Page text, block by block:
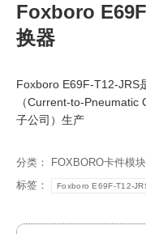
Foxboro
换器
Foxboro E69F-T12-JRS
（Current-to-
子公司）生产
分类：
FOXBORO卡件模块
标签：
Foxboro E69F-T12-